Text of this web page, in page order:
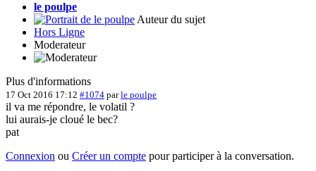
le poulpe
Auteur du sujet
Hors Ligne
Moderateur
Plus d'informations
17 Oct 2016 17:12 #1074 parle poulpe
il va me répondre, le volatil ?
lui aurais-je cloué le bec?
pat
Connexion ou Créer un compte pour participer à la conversation.